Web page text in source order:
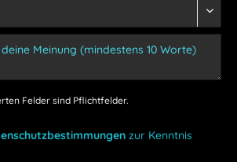
Felder sind Pflichtfelder.
zur Kenntnis